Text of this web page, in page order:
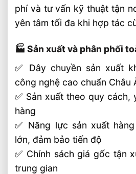
phí và tư vấn kỹ thuật tận
yên tâm tối đa khi hợp tác
🏭 Sản xuất và phân phối
✅ Dây chuyền sản xuất
công nghệ cao chuẩn Châu
✅ Sản xuất theo quy cách,
hàng
✅ Năng lực sản xuất
lớn, đảm bảo tiến độ
✅ Chính sách giá gốc tận
trung gian